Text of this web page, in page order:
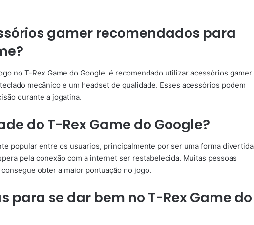
gamer recomendados para
no T-Rex Game do Google, é recomendado utilizar acessórios gamer
mecânico e um headset de qualidade. Esses acessórios podem
durante a jogatina.
do T-Rex Game do Google?
popular entre os usuários, principalmente por ser uma forma divertida
pela conexão com a internet ser restabelecida. Muitas pessoas
obter a maior pontuação no jogo.
para se dar bem no T-Rex Game do